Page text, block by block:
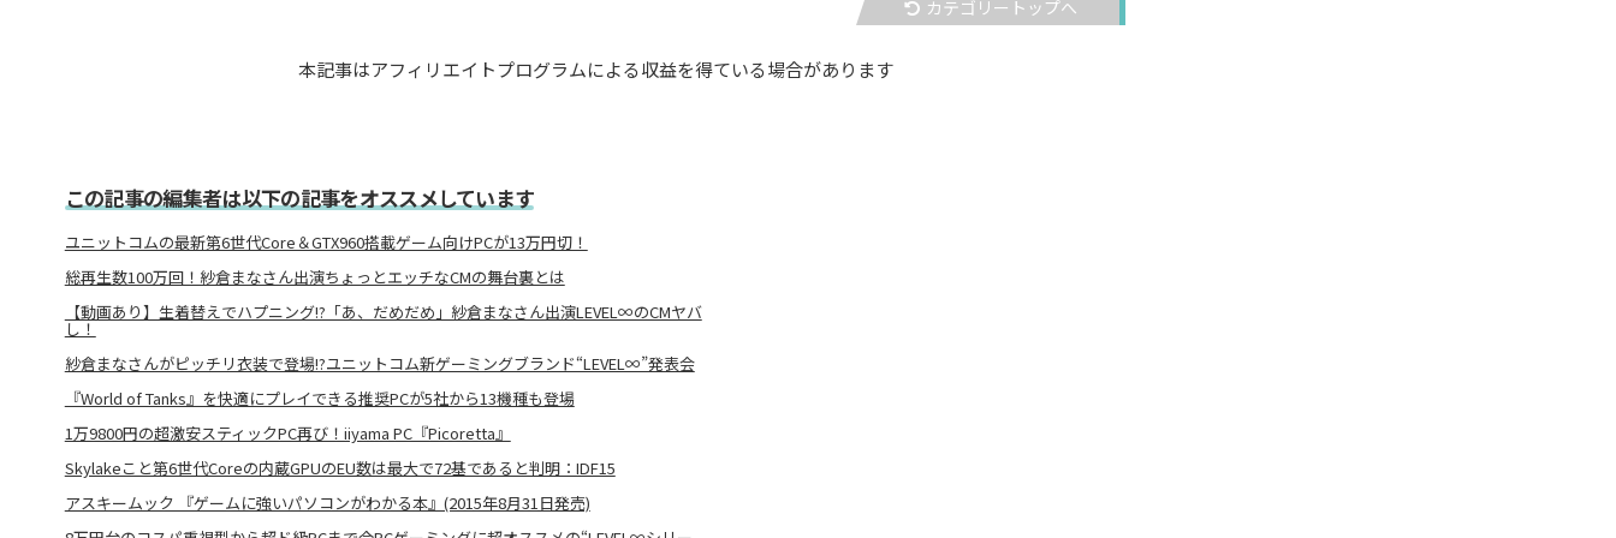
カテゴリートップへ
本記事はアフィリエイトプログラムによる収益を得ている場合があります
この記事の編集者は以下の記事をオススメしています
ユニットコムの最新第6世代Core＆GTX960搭載ゲーム向けPCが13万円切！
総再生数100万回！紗倉まなさん出演ちょっとエッチなCMの舞台裏とは
【動画あり】生着替えでハプニング!?「あ、だめだめ」紗倉まなさん出演LEVEL∞のCMヤバ
し！
紗倉まなさんがピッチリ衣装で登場!?ユニットコム新ゲーミングブランド“LEVEL∞”発表会
『World of Tanks』を快適にプレイできる推奨PCが5社から13機種も登場
1万9800円の超激安スティックPC再び！iiyama PC『Picoretta』
Skylakeこと第6世代Coreの内蔵GPUのEU数は最大で72基であると判明：IDF15
アスキームック 『ゲームに強いパソコンがわかる本』(2015年8月31日発売)